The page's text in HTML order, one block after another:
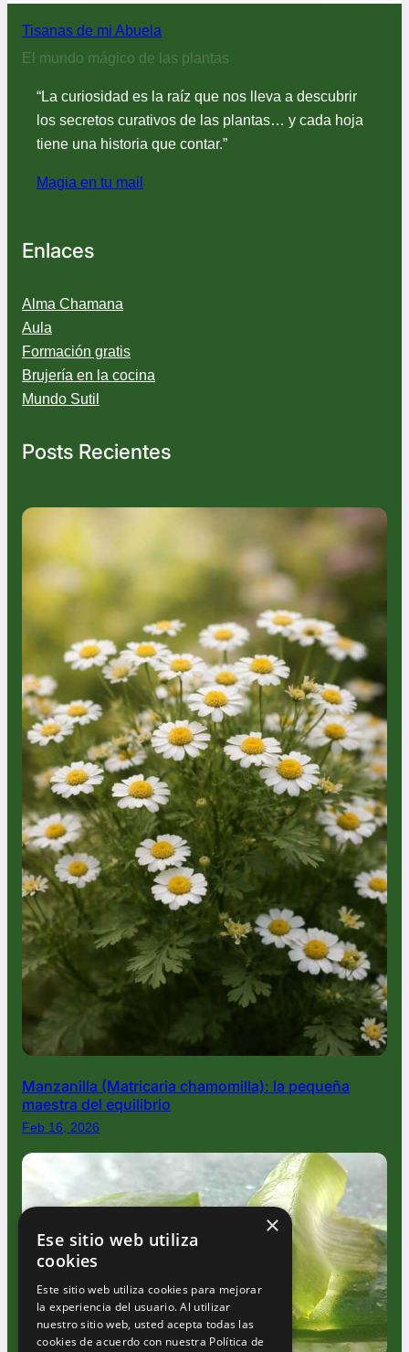
Tisanas de mi Abuela
El mundo mágico de las plantas
“La curiosidad es la raíz que nos lleva a descubrir
los secretos curativos de las plantas… y cada hoja
tiene una historia que contar.”
Magia en tu mail
Enlaces
Alma Chamana
Aula
Formación gratis
Brujería en la cocina
Mundo Sutil
Posts Recientes
Manzanilla (Matricaria chamomilla): la pequeña
maestra del equilibrio
Feb 16, 2026
×
Ese sitio web utiliza
cookies
Este sitio web utiliza cookies para mejorar
la experiencia del usuario. Al utilizar
nuestro sitio web, usted acepta todas las
cookies de acuerdo con nuestra Política de